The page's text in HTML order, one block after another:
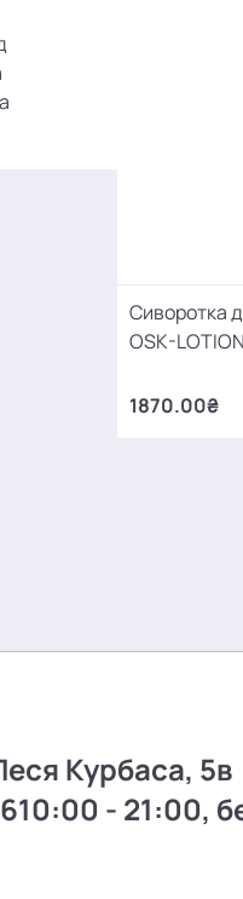
Сиворотка
OSK-LOTION
1870.00₴
Курбаса, 5в
10:00 - 21:00,